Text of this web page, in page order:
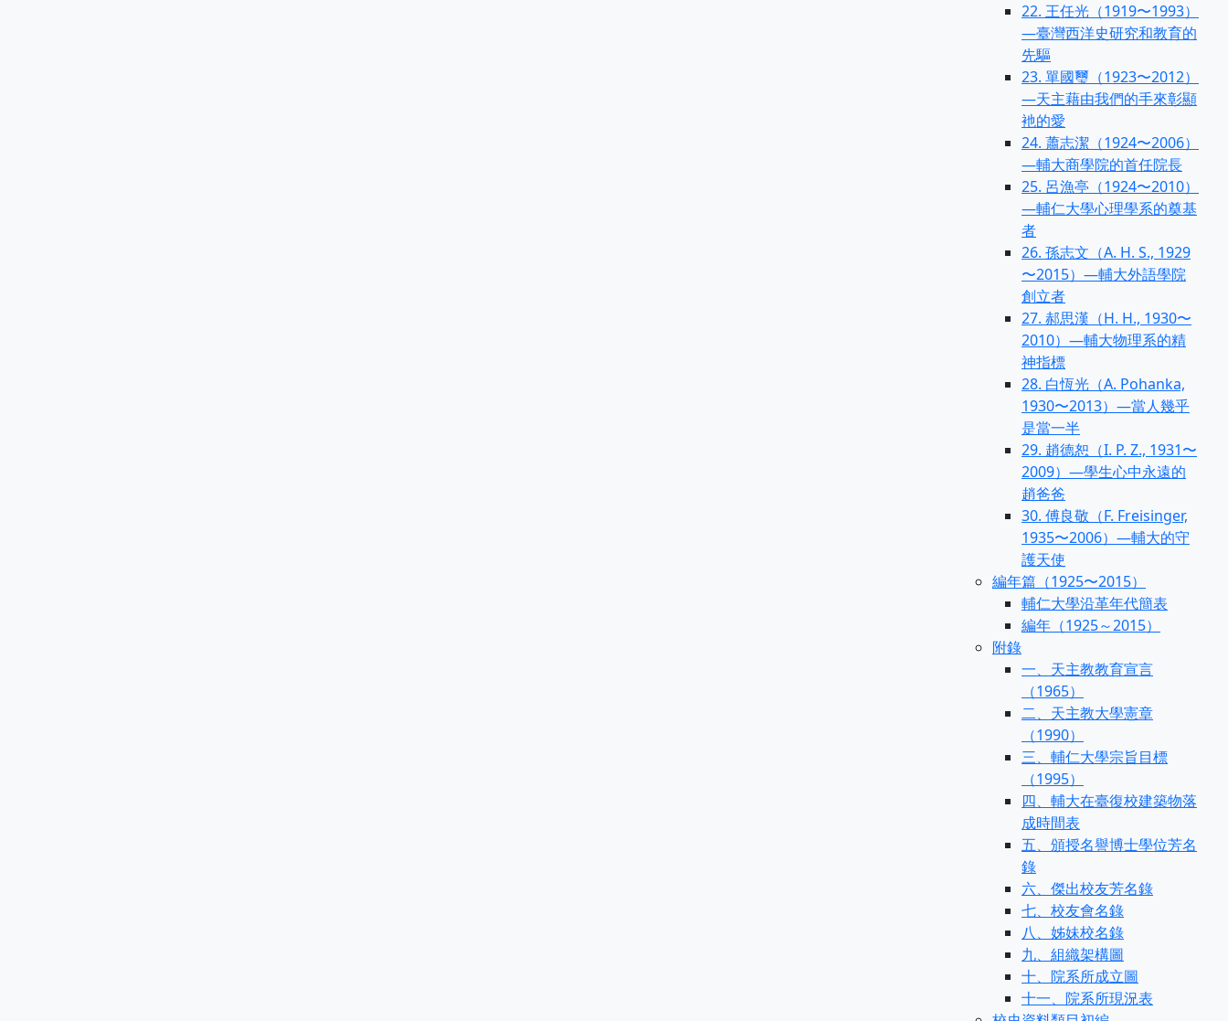
22. 王任光（1919〜1993）
—臺灣西洋史研究和教育的
先驅
23. 單國璽（1923〜2012）
—天主藉由我們的手來彰顯
衪的愛
24. 蕭志潔（1924〜2006）
—輔大商學院的首任院長
25. 呂漁亭（1924〜2010）
—輔仁大學心理學系的奠基
者
26. 孫志文（A. H. S., 1929
〜2015）—輔大外語學院
創立者
27. 郝思漢（H. H., 1930〜
2010）—輔大物理系的精
神指標
28. 白恆光（A. Pohanka,
1930〜2013）—當人幾乎
是當一半
29. 趙德恕（I. P. Z., 1931〜
2009）—學生心中永遠的
趙爸爸
30. 傅良敬（F. Freisinger,
1935〜2006）—輔大的守
護天使
編年篇（1925〜2015）
輔仁大學沿革年代簡表
編年（1925～2015）
附錄
一、天主教教育宣言
（1965）
二、天主教大學憲章
（1990）
三、輔仁大學宗旨目標
（1995）
四、輔大在臺復校建築物落
成時間表
五、頒授名譽博士學位芳名
錄
六、傑出校友芳名錄
七、校友會名錄
八、姊妹校名錄
九、組織架構圖
十、院系所成立圖
十一、院系所現況表